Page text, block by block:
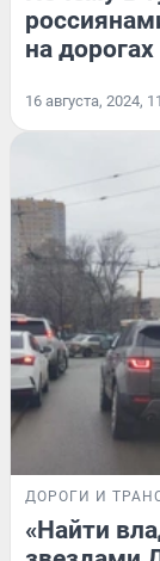
на
16 августа, 2024,
ДОРОГИ И
«Найти